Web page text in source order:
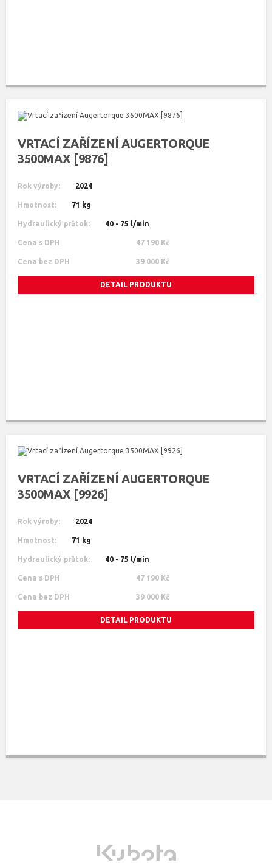
VRTACÍ ZAŘÍZENÍ AUGERTORQUE
3500MAX [9876]
Rok výroby: 2024
Hmotnost: 71 kg
Hydraulický průtok: 40 - 75 l/min
Cena s DPH 47 190 Kč
Cena bez DPH 39 000 Kč
DETAIL PRODUKTU
VRTACÍ ZAŘÍZENÍ AUGERTORQUE
3500MAX [9926]
Rok výroby: 2024
Hmotnost: 71 kg
Hydraulický průtok: 40 - 75 l/min
Cena s DPH 47 190 Kč
Cena bez DPH 39 000 Kč
DETAIL PRODUKTU